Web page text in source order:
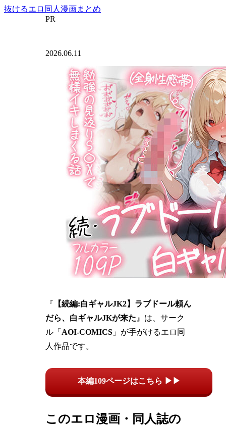
抜けるエロ同人漫画まとめ
PR
2026.06.11
『 【続編:白ギャルJK2】ラブドール頼ん
だら、白ギャルJKが来た 』は、サーク
ル「 AOI-COMICS 」が手がけるエロ同
人作品です。
本編109ページはこちら ▶▶
このエロ漫画・同人誌の